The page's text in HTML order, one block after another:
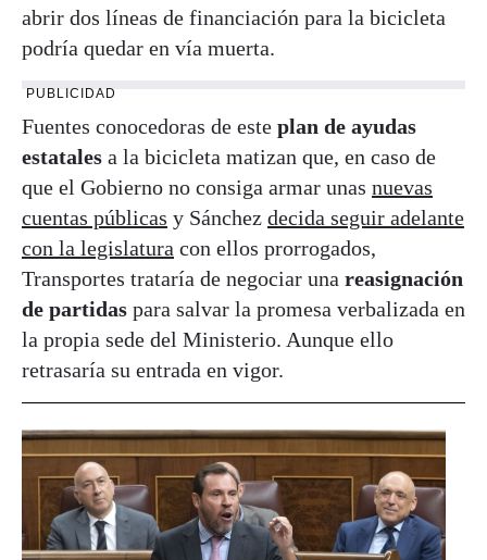
abrir dos líneas de financiación para la bicicleta
podría quedar en vía muerta.
PUBLICIDAD
Fuentes conocedoras de este plan de ayudas
estatales a la bicicleta matizan que, en caso de
que el Gobierno no consiga armar unas nuevas
cuentas públicas y Sánchez decida seguir adelante
con la legislatura con ellos prorrogados,
Transportes trataría de negociar una reasignación
de partidas para salvar la promesa verbalizada en
la propia sede del Ministerio. Aunque ello
retrasaría su entrada en vigor.